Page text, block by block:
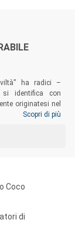
ha radici –
identifica con
originatesi nel
l’educazione
egli propone un
sviluppo psico-
si dedica alla
e maestri.
Scopri di più
Coco
di